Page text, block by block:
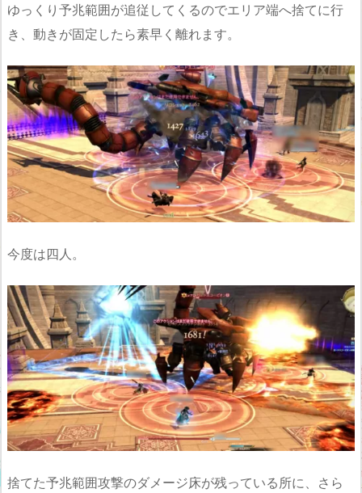
ゆっくり予兆範囲が追従してくるのでエリア端へ捨てに行
き、動きが固定したら素早く離れます。
今度は四人。
捨てた予兆範囲攻撃のダメージ床が残っている所に、さら